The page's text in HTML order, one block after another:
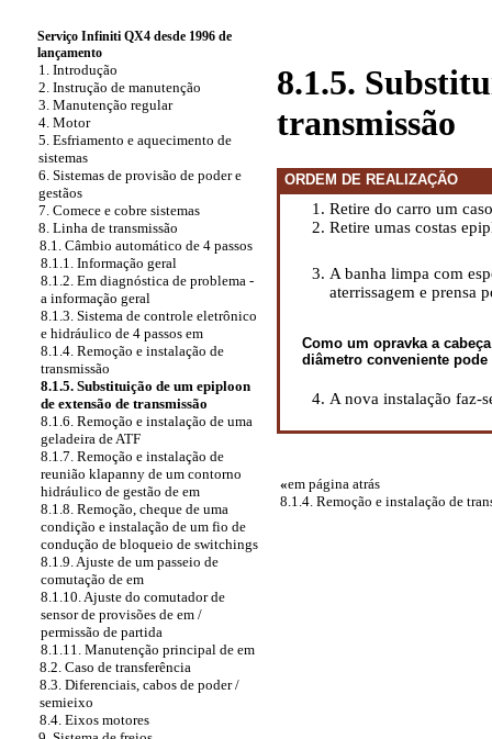
Serviço Infiniti QX4 desde 1996 de
lançamento
1. Introdução
2. Instrução de manutenção
3. Manutenção regular
4. Motor
5. Esfriamento e aquecimento de
sistemas
6. Sistemas de provisão de poder e
gestãos
7. Comece e cobre sistemas
8. Linha de transmissão
8.1. Câmbio automático de 4 passos
8.1.1. Informação geral
8.1.2. Em diagnóstica de problema -
a informação geral
8.1.3. Sistema de controle eletrônico
e hidráulico de 4 passos em
8.1.4. Remoção e instalação de
transmissão
8.1.5. Substituição de um epiploon
de extensão de transmissão
8.1.6. Remoção e instalação de uma
geladeira de ATF
8.1.7. Remoção e instalação de
reunião klapanny de um contorno
hidráulico de gestão de em
8.1.8. Remoção, cheque de uma
condição e instalação de um fio de
condução de bloqueio de switchings
8.1.9. Ajuste de um passeio de
comutação de em
8.1.10. Ajuste do comutador de
sensor de provisões de em /
permissão de partida
8.1.11. Manutenção principal de em
8.2. Caso de transferência
8.3. Diferenciais, cabos de poder /
semieixo
8.4. Eixos motores
8.1.5.
transmissão
ORDEM DE REALIZAÇÃO
Retire do carro um
Retire umas costas
A banha limpa com
aterrissagem e prensa
Como um opravka a
diâmetro conveniente pode
A nova instalação faz-
«em página atrás
8.1.4. Remoção e instalação de